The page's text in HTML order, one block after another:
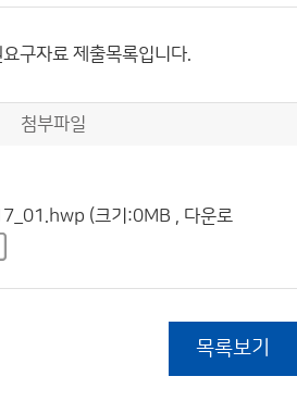
구자료 제출목록입니다.
첨부파일
(크기:0MB , 다운로
목록보기